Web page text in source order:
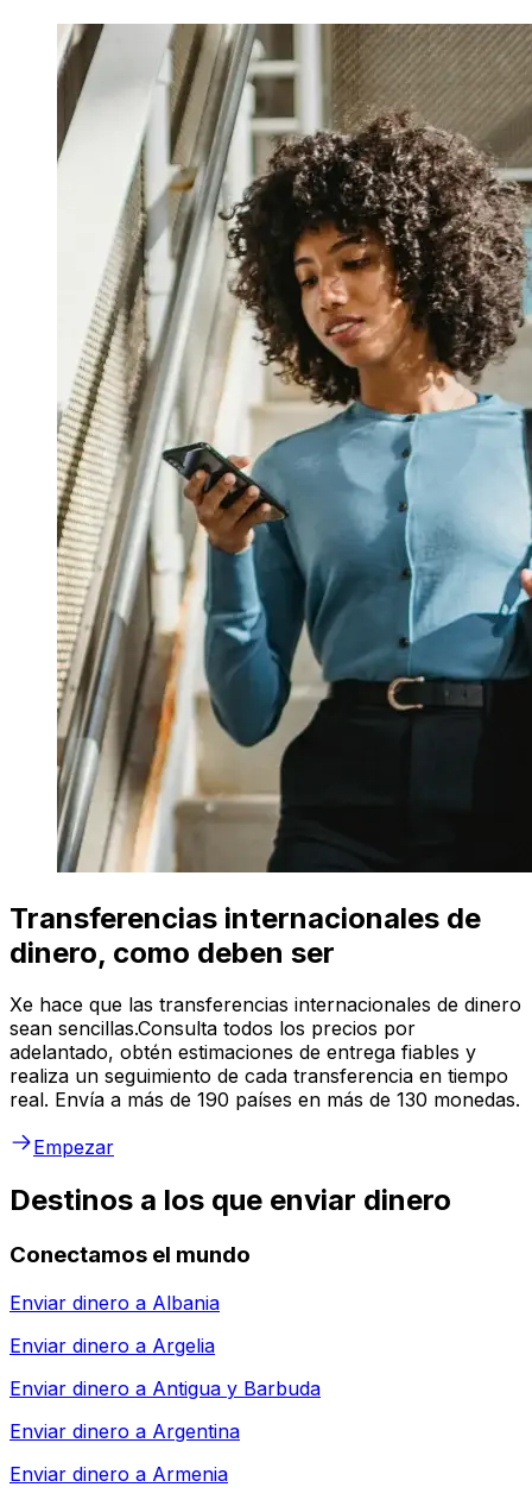
Transferencias internacionales de
dinero, como deben ser
Xe hace que las transferencias internacionales de dinero
sean sencillas.Consulta todos los precios por
adelantado, obtén estimaciones de entrega fiables y
realiza un seguimiento de cada transferencia en tiempo
real. Envía a más de 190 países en más de 130 monedas.
Empezar
Destinos a los que enviar dinero
Conectamos el mundo
Enviar dinero a Albania
Enviar dinero a Argelia
Enviar dinero a Antigua y Barbuda
Enviar dinero a Argentina
Enviar dinero a Armenia